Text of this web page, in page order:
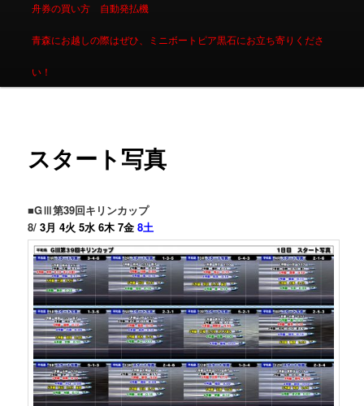
舟券の買い方 自動発払機
青森にお越しの際はぜひ、ミニボートピア黒石にお立ち寄りくださ
い！
スタート写真
■GⅢ第39回キリンカップ
8/3月 4火 5水 6木 7金 8土